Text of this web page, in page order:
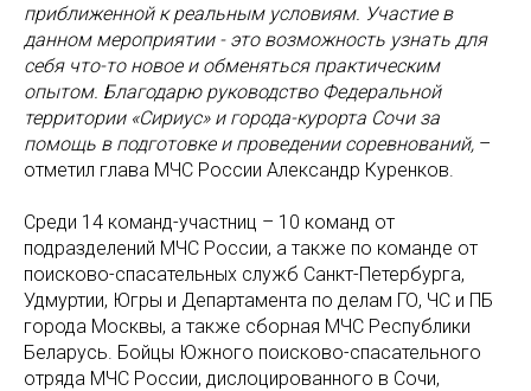
приближенной к реальным условиям. Участие в
данном мероприятии - это возможность узнать для
себя что-то новое и обменяться практическим
опытом. Благодарю руководство Федеральной
территории «Сириус» и города-курорта Сочи за
помощь в подготовке и проведении соревнований, –
отметил глава МЧС России Александр Куренков.
Среди 14 команд-участниц – 10 команд от
подразделений МЧС России, а также по команде от
поисково-спасательных служб Санкт-Петербурга,
Удмуртии, Югры и Департамента по делам ГО, ЧС и ПБ
города Москвы, а также сборная МЧС Республики
Беларусь. Бойцы Южного поисково-спасательного
отряда МЧС России, дислоцированного в Сочи,